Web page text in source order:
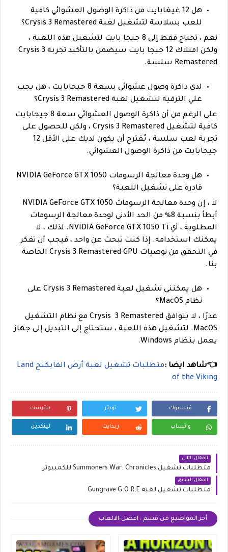
هل 12 غيغابايت من ذاكرة الوصول العشوائي كافية
للعب بسلاسة لتشغيل لعبة Crysis 3 Remastered؟
نعم ، تحتاج فقط إلى 8 جيجا بايت لتشغيل هذه اللعبة ،
ولكن امتلاك 12 جيجا بايت سيضمن بالتأكيد تجربة Crysis 3
Remastered سلسة.
لدي ذاكرة وصول عشوائي بسعة 8 جيجابايت ، هل يجب
علي الترقية لتشغيل لعبة Crysis 3 Remastered؟
على الرغم من أن ذاكرة الوصول العشوائي سعة 8 جيجابايت
كافية لتشغيل Crysis 3 Remastered ، ولكن للحصول على
تجربة لعب سلسة ، يُقترح أن يكون لديك على الأقل 12
جيجابايت من ذاكرة الوصول العشوائي.
هل وحدة معالجة الرسومات NVIDIA GeForce GTX 1050
قادرة على تشغيل اللعبة؟
لا ، إن وحدة معالجة الرسومات NVIDIA GeForce GTX 1050
أبطأ بنسبة 8٪ من الحد الأدنى لوحدة معالجة الرسومات
المطلوبة ، أي NVIDIA GeForce GTX 1050 Ti. لذلك ، لا
يمكنك استخدامه. إذا كنت تبحث عن واحد ، فيجب أن تفكر
في التحقق من توصيات Crysis 3 Remastered GPU الخاصة
بنا.
هل يمكنني تشغيل لعبة Crysis 3 Remastered على
نظام MacOS؟
عذرًا ، لا يتوافق Crysis 3 Remastered مع نظام التشغيل
MacOS. لتشغيل هذه اللعبة ، ستحتاج إلى التبديل إلى جهاز
يعمل بنظام Windows.
👈شاهد ايضا :
متطلبات تشغيل لعبة أرض الفايكنج Land
of the Viking
فيسبوك تويتر بنترست
واتساب ريدايت لينكدين
المقال التالي
متطلبات تشغيل Summoners War: Chronicles للكمبيوتر
المقال السابق
متطلبات تشغيل لعبة Gungrave G.O.R.E
أخر المواضيع من قسم : افضل-الالعاب